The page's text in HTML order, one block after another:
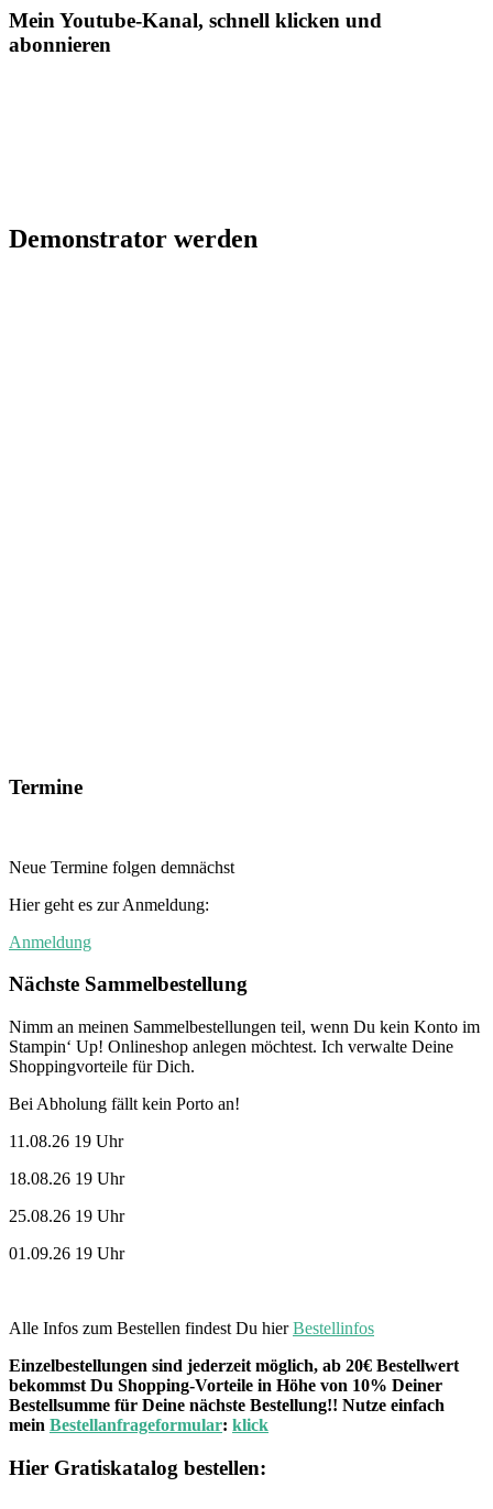
Mein Youtube-Kanal, schnell klicken und
abonnieren
Demonstrator werden
Termine
Neue Termine folgen demnächst
Hier geht es zur Anmeldung:
Anmeldung
Nächste Sammelbestellung
Nimm an meinen Sammelbestellungen teil, wenn Du kein Konto im
Stampin‘ Up! Onlineshop anlegen möchtest. Ich verwalte Deine
Shoppingvorteile für Dich.
Bei Abholung fällt kein Porto an!
11.08.26 19 Uhr
18.08.26 19 Uhr
25.08.26 19 Uhr
01.09.26 19 Uhr
Alle Infos zum Bestellen findest Du hierBestellinfos
Einzelbestellungen sind jederzeit möglich, ab 20€ Bestellwert
bekommst Du Shopping-Vorteile in Höhe von 10% Deiner
Bestellsumme für Deine nächste Bestellung!! Nutze einfach
mein Bestellanfrageformular: klick
Hier Gratiskatalog bestellen: